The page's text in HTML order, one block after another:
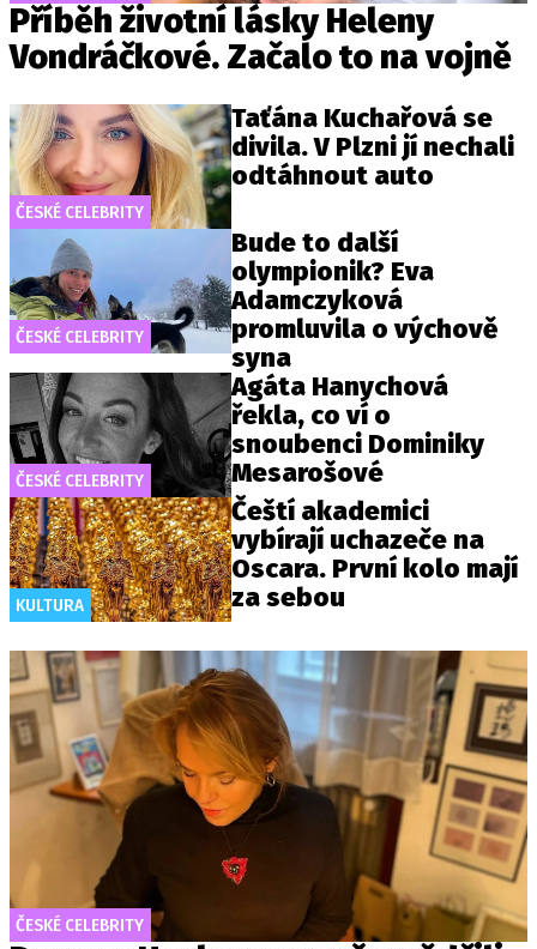
Příběh životní lásky Heleny
Vondráčkové. Začalo to na vojně
ČESKÉ CELEBRITY
Taťána Kuchařová se
divila. V Plzni jí nechali
odtáhnout auto
ČESKÉ CELEBRITY
Bude to další
olympionik? Eva
Adamczyková
promluvila o výchově
syna
ČESKÉ CELEBRITY
Agáta Hanychová
řekla, co ví o
snoubenci Dominiky
Mesarošové
KULTURA
Čeští akademici
vybírají uchazeče na
Oscara. První kolo mají
za sebou
ČESKÉ CELEBRITY